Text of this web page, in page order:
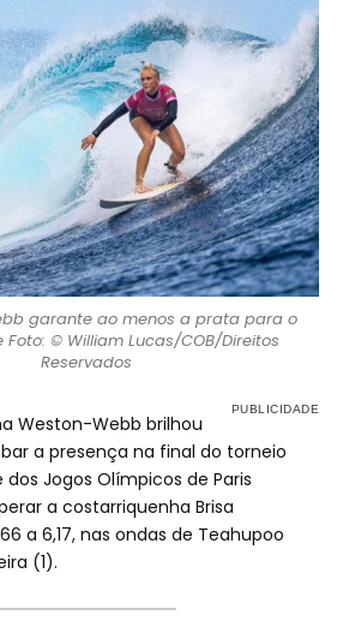
garante ao menos a prata para o
Foto: © William Lucas/COB/Direitos
Reservados
Weston-Webb brilhou
a presença na final do torneio
Jogos Olímpicos de Paris
a costarriquenha Brisa
a 6,17, nas ondas de Teahupoo
(1).